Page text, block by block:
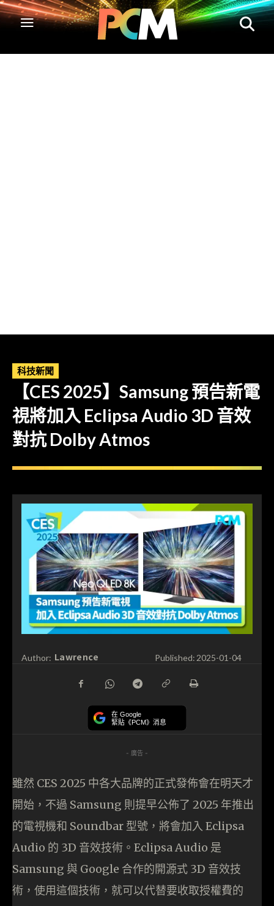
科技新聞
【CES 2025】Samsung 預告新電
視將加入 Eclipsa Audio 3D 音效
對抗 Dolby Atmos
Author: Lawrence Published: 2025-01-04
在 Google
緊貼《PCM》消息
- 廣告 -
雖然 CES 2025 中各大品牌的正式發佈會在明天才
開始，不過 Samsung 則提早公佈了 2025 年推出
的電視機和 Soundbar 型號，將會加入 Eclipsa
Audio 的 3D 音效技術。Eclipsa Audio 是
Samsung 與 Google 合作的開源式 3D 音效技
術，使用這個技術，就可以代替要收取授權費的